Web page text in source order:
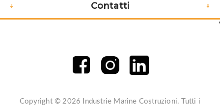
Contatti
Copyright © 2026 Industrie Marine Costruzioni. Tutti i